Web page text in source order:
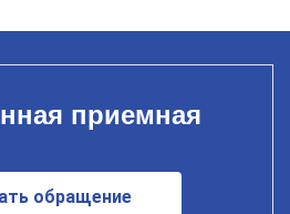
приемная
обращение